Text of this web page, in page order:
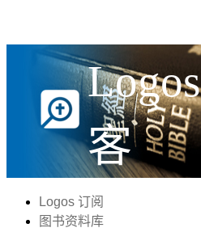
客
Logos 订阅
图书资料库